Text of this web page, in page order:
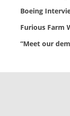
Boeing
Furious Farm
“Meet our